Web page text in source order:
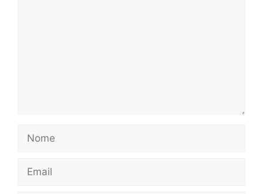
Nome
Email